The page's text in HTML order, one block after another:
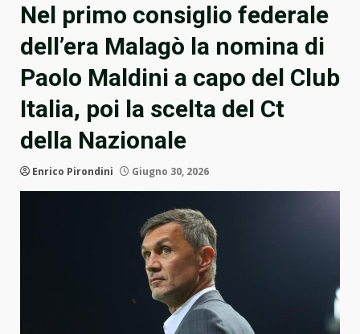
Nel primo consiglio federale
dell’era Malagò la nomina di
Paolo Maldini a capo del Club
Italia, poi la scelta del Ct
della Nazionale
Enrico Pirondini Giugno 30, 2026